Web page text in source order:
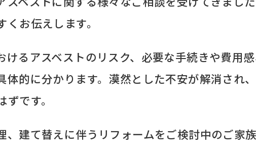
お伝えします。
るアスベストのリスク、必要な手続きや費用
的に分かります。漠然とした不安が解消され
です。
、建て替えに伴うリフォームをご検討中のご家